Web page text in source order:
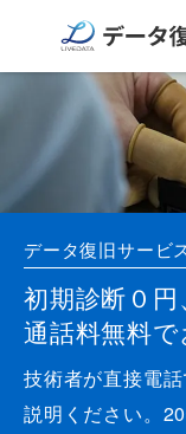
サービスの案内
復旧費用と納期
サービスの流れ
対応メディア
データ復旧事例
お客様の声
データ復旧サービ
初期診断０
通話料無料
技術者が直接電
説明ください。